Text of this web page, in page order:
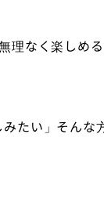
理なく楽しめ
たい」そんな